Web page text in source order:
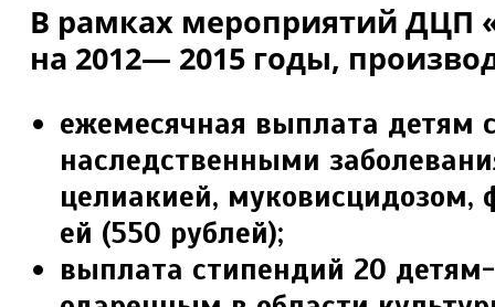
В рамках мероприятий ДЦП
на 2012— 2015 годы,
ежемесячная выплата детям
наследственными
целиакией, муковисцидозом,
ей (550 рублей);
выплата стипендий 20